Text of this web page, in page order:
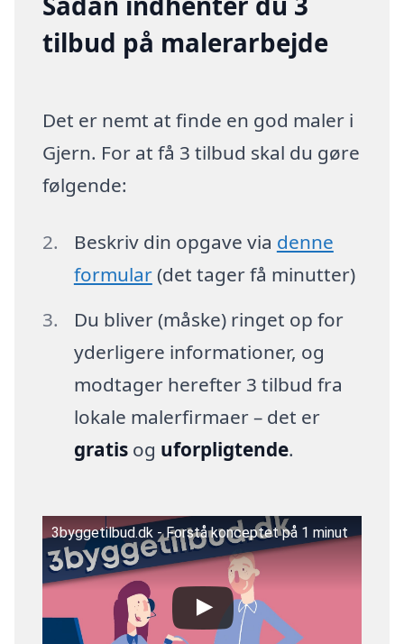
tilbud på malerarbejde
Det er nemt at finde en god maler i
Gjern. For at få 3 tilbud skal du gøre
følgende:
Beskriv din opgave via denne
formular(det tager få minutter)
Du bliver (måske) ringet op for
yderligere informationer, og
modtager herefter 3 tilbud fra
lokale malerfirmaer – det er
gratisog uforpligtende.
3byggetilbud.dk - Forstå konceptet på 1 minut